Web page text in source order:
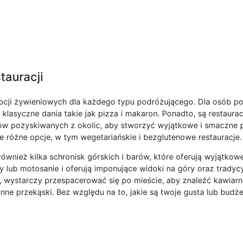
żywieniowych dla każdego typu podróżującego. Dla osób
dania takie jak pizza i makaron. Ponadto, są
pozyskiwanych z okolic, aby stworzyć wyjątkowe i smaczne
opcje, w tym wegetariańskie i bezglutenowe restauracje.
kilka schronisk górskich i barów, które oferują
motosanie i oferują imponujące widoki na góry oraz
przespacerować się po mieście, aby znaleźć
przekąski. Bez względu na to, jakie są twoje gusta lub